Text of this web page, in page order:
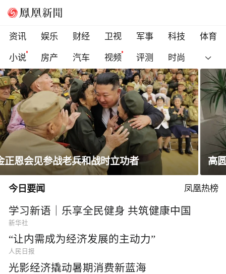
资讯 娱乐 财经 卫视 军事 科技
体育
小说
房产 汽车 视频 评测 时尚
高圆圆晒出游随拍笑容明媚状态松弛
今日要闻 凤凰热榜
学习新语｜乐享全民健身 共筑健康中国
新华社
“让内需成为经济发展的主动力”
人民日报
光影经济撬动暑期消费新蓝海